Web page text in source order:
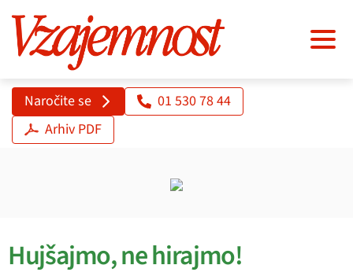
Naročite se
01 530 78 44
Arhiv PDF
Hujšajmo, ne hirajmo!